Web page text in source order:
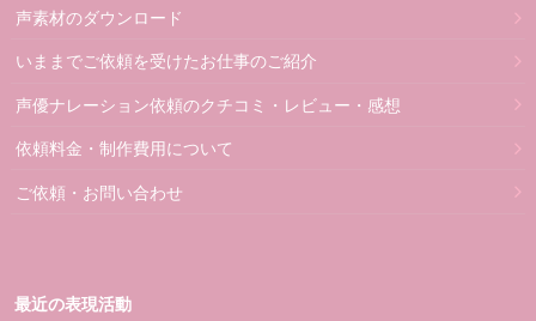
声素材のダウンロード
いままでご依頼を受けたお仕事のご紹介
声優ナレーション依頼のクチコミ・レビュー・感想
依頼料金・制作費用について
ご依頼・お問い合わせ
最近の表現活動